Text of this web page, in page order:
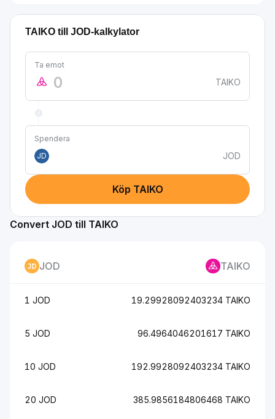
TAIKO till JOD-kalkylator
Ta emot
TAIKO
Spendera
JD
JOD
Köp TAIKO
Convert JOD till TAIKO
JOD TAIKO
1 JOD 19.29928092403234 TAIKO
5 JOD 96.4964046201617 TAIKO
10 JOD 192.9928092403234 TAIKO
20 JOD 385.9856184806468 TAIKO